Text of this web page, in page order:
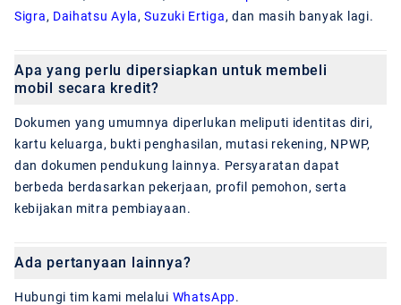
Sigra, Daihatsu Ayla,Suzuki Ertiga, dan masih banyak lagi.
Apa yang perlu dipersiapkan untuk membeli
mobil secara kredit?
Dokumen yang umumnya diperlukan meliputi identitas diri,
kartu keluarga, bukti penghasilan, mutasi rekening, NPWP,
dan dokumen pendukung lainnya. Persyaratan dapat
berbeda berdasarkan pekerjaan, profil pemohon, serta
kebijakan mitra pembiayaan.
Ada pertanyaan lainnya?
Hubungi tim kami melalui WhatsApp.